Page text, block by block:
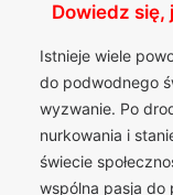
Dowiedz się,
Istnieje wiele
do podwodnego
wyzwanie. Po
nurkowania i
świecie
wspólna pasja do